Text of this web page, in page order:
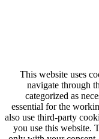
This website uses
navigate through
categorized as
essential for the
also use third-party
you use this website.